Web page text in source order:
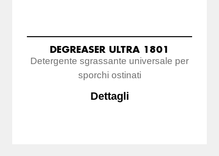
DEGREASER ULTRA 1801
Detergente sgrassante universale per
sporchi ostinati
Dettagli